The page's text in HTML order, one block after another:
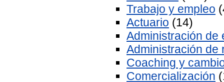
Trabajo y empleo
Actuario (14)
Administración de
Administración de
Coaching y
Comercialización